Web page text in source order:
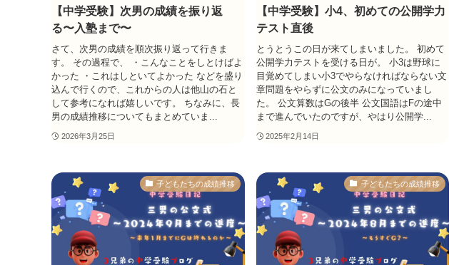
【中学受験】次男の成績を振り返
る〜入塾まで〜
さて、次男の成績を順次振り返って行きま
す。 その過程で、 ・こんなことをしとけばよ
かった ・これはしといてよかった などを盛り
込んで行くので、これからの人は他山の石と
して参考になれば嬉しいです。 ちなみに、長
男の成績推移についてもまとめていま...
2026年3月25日
【中学受験】小4、初めての公開学力
テスト直後
とうとうこの日が来てしまいました。 初めて
公開学力テストを受ける日が。 小3は野球に
目覚めてしまい小3でやらなければならない文
章問題をやらずに公文のみになっていまし
た。 公文算数はGの後半 公文国語はFの途中
まで進んでいたのですが、やはり公開学...
2025年2月14日
子どもたちの成績推移 子どもたちの成績推移